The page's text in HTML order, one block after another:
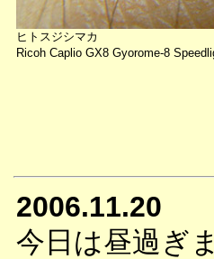
ヒトスジシマカ
Ricoh Caplio GX8 Gyorome-8
2006.11.20
今日は昼過ぎ